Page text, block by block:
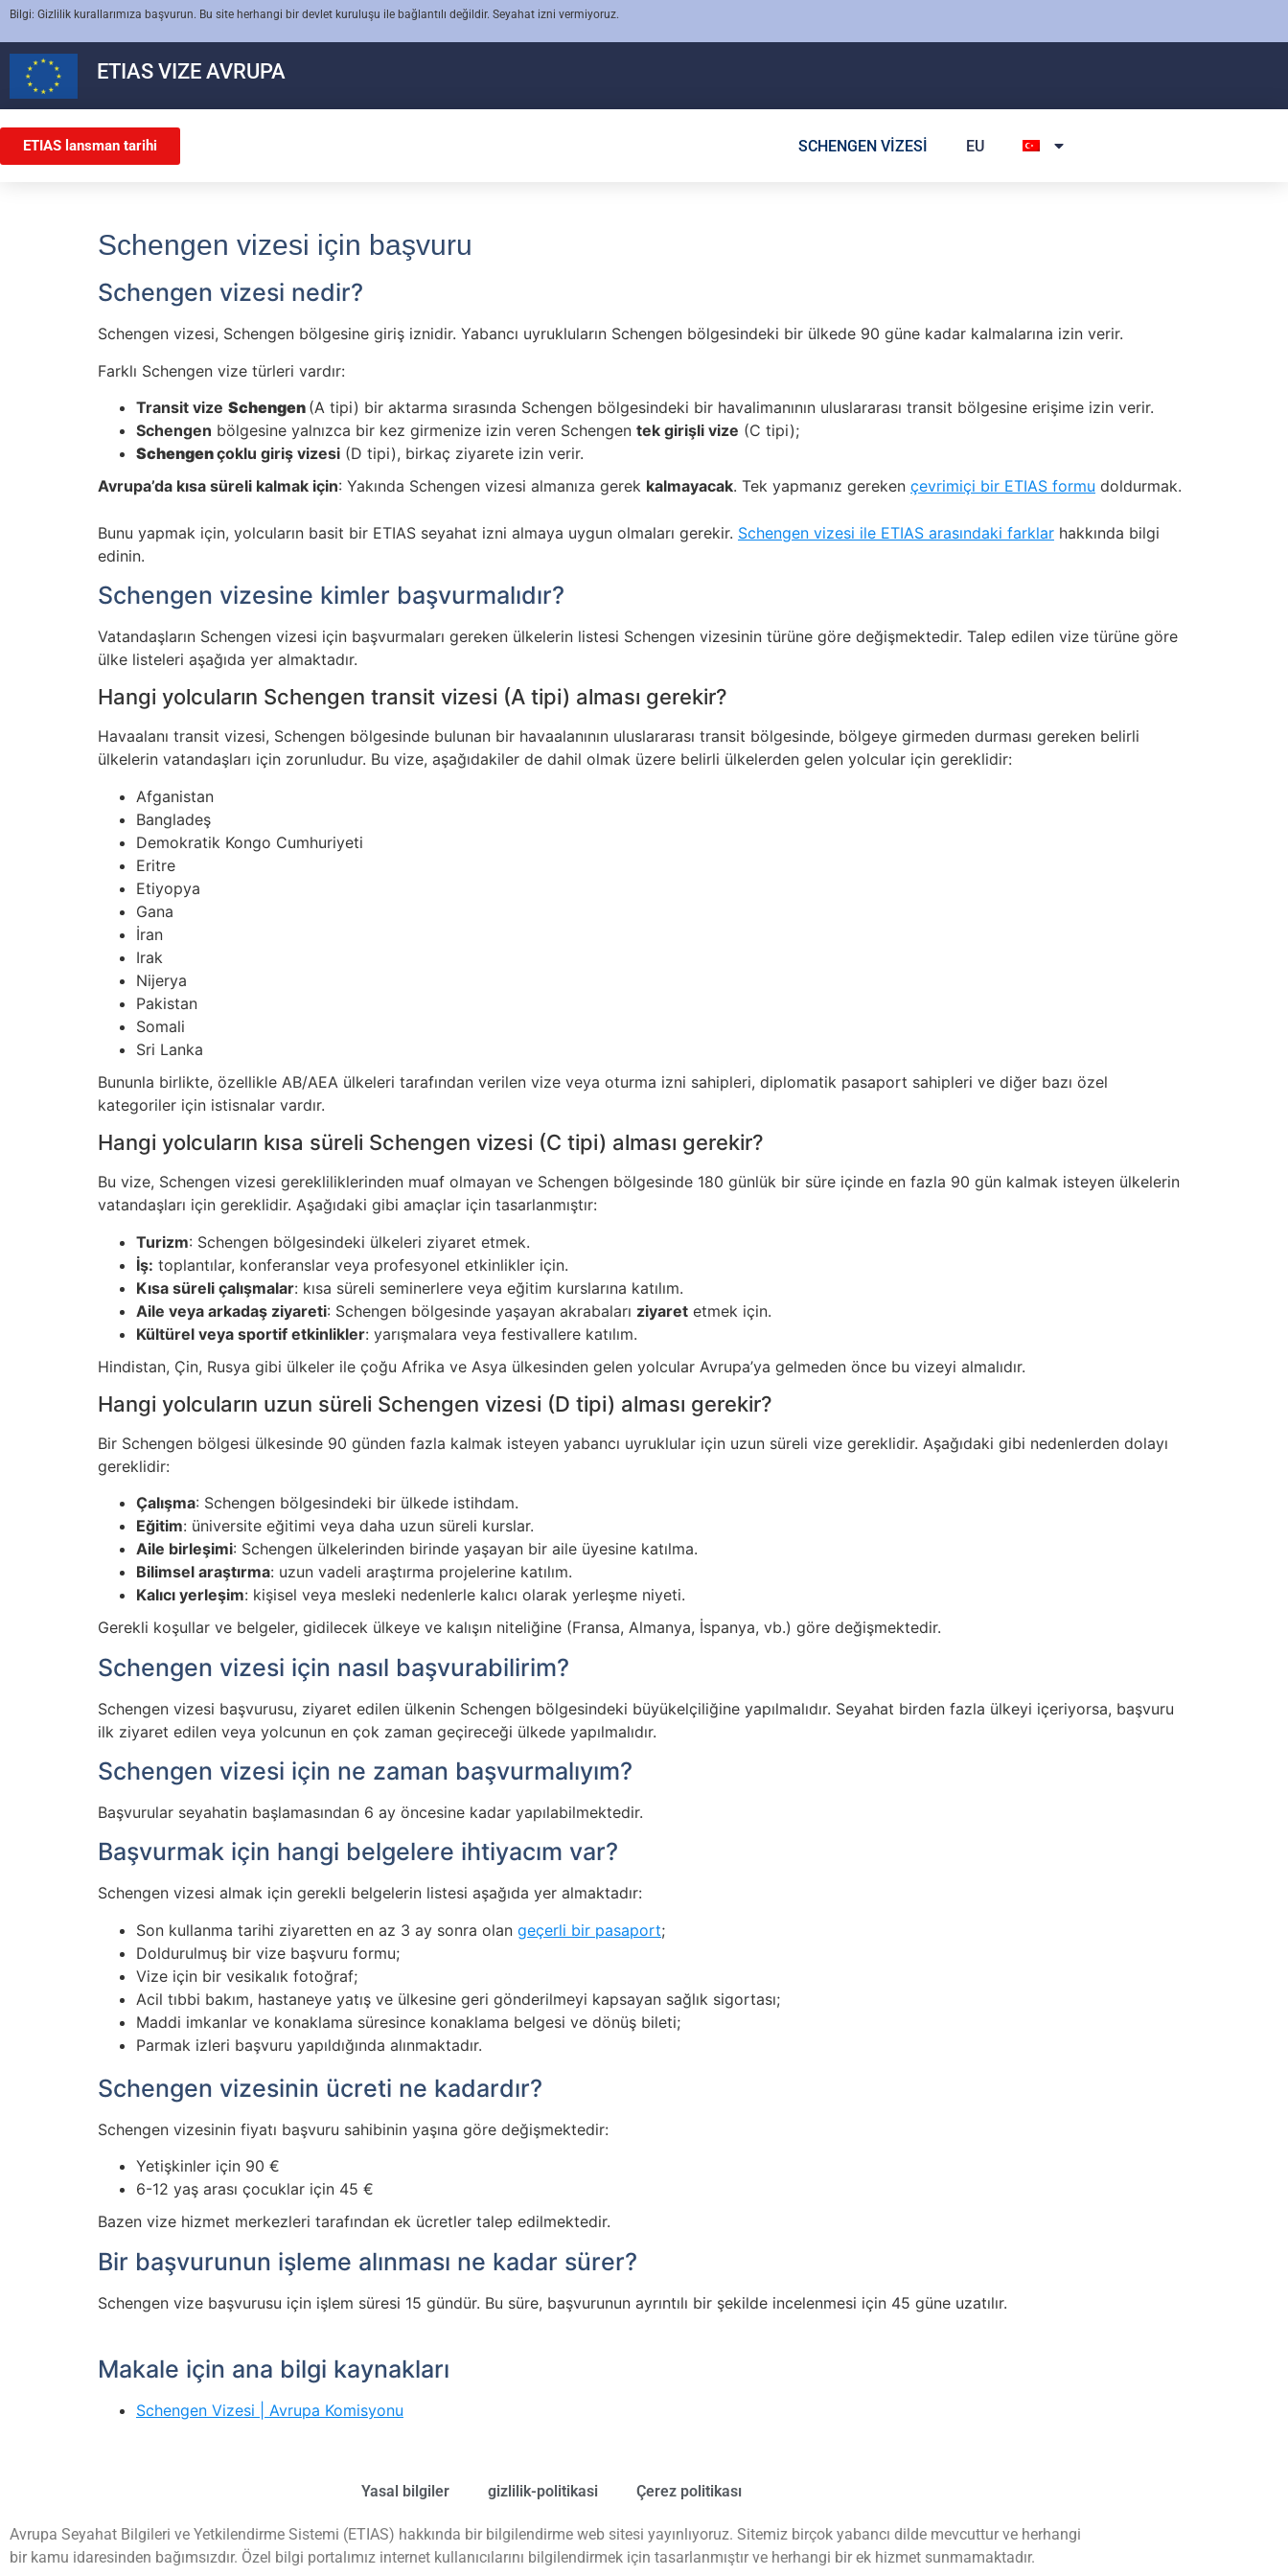
Bilgi: Gizlilik kurallarımıza başvurun. Bu site herhangi bir devlet kuruluşu ile bağlantılı değildir. Seyahat izni vermiyoruz.
ETIAS VIZE AVRUPA
ETIAS lansman tarihi SCHENGEN VIZESI EU
Schengen vizesi için başvuru
Schengen vizesi nedir?
Schengen vizesi, Schengen bölgesine giriş iznidir. Yabancı uyrukluların Schengen bölgesindeki bir ülkede 90 güne kadar kalmalarına izin verir.
Farklı Schengen vize türleri vardır:
Transit vize Schengen (A tipi) bir aktarma sırasında Schengen bölgesindeki bir havalimanının uluslararası transit bölgesine erişime izin verir.
Schengen bölgesine yalnızca bir kez girmenize izin veren Schengen tek girişli vize (C tipi);
Schengençoklu giriş vizesi (D tipi), birkaç ziyarete izin verir.
Avrupa’da kısa süreli kalmak için: Yakında Schengen vizesi almanıza gerek kalmayacak. Tek yapmanız gereken çevrimiçi bir ETIAS formu doldurmak.
Bunu yapmak için, yolcuların basit bir ETIAS seyahat izni almaya uygun olmaları gerekir. Schengen vizesi ile ETIAS arasındaki farklar hakkında bilgi
edinin.
Schengen vizesine kimler başvurmalıdır?
Vatandaşların Schengen vizesi için başvurmaları gereken ülkelerin listesi Schengen vizesinin türüne göre değişmektedir. Talep edilen vize türüne göre
ülke listeleri aşağıda yer almaktadır.
Hangi yolcuların Schengen transit vizesi (A tipi) alması gerekir?
Havaalanı transit vizesi, Schengen bölgesinde bulunan bir havaalanının uluslararası transit bölgesinde, bölgeye girmeden durması gereken belirli
ülkelerin vatandaşları için zorunludur. Bu vize, aşağıdakiler de dahil olmak üzere belirli ülkelerden gelen yolcular için gereklidir:
Afganistan
Bangladeş
Demokratik Kongo Cumhuriyeti
Eritre
Etiyopya
Gana
İran
Irak
Nijerya
Pakistan
Somali
Sri Lanka
Bununla birlikte, özellikle AB/AEA ülkeleri tarafından verilen vize veya oturma izni sahipleri, diplomatik pasaport sahipleri ve diğer bazı özel
kategoriler için istisnalar vardır.
Hangi yolcuların kısa süreli Schengen vizesi (C tipi) alması gerekir?
Bu vize, Schengen vizesi gerekliliklerinden muaf olmayan ve Schengen bölgesinde 180 günlük bir süre içinde en fazla 90 gün kalmak isteyen ülkelerin
vatandaşları için gereklidir. Aşağıdaki gibi amaçlar için tasarlanmıştır:
Turizm: Schengen bölgesindeki ülkeleri ziyaret etmek.
İş: toplantılar, konferanslar veya profesyonel etkinlikler için.
Kısa süreli çalışmalar: kısa süreli seminerlere veya eğitim kurslarına katılım.
Aile veya arkadaş ziyareti: Schengen bölgesinde yaşayan akrabaları ziyaret etmek için.
Kültürel veya sportif etkinlikler: yarışmalara veya festivallere katılım.
Hindistan, Çin, Rusya gibi ülkeler ile çoğu Afrika ve Asya ülkesinden gelen yolcular Avrupa’ya gelmeden önce bu vizeyi almalıdır.
Hangi yolcuların uzun süreli Schengen vizesi (D tipi) alması gerekir?
Bir Schengen bölgesi ülkesinde 90 günden fazla kalmak isteyen yabancı uyruklular için uzun süreli vize gereklidir. Aşağıdaki gibi nedenlerden dolayı
gereklidir:
Çalışma: Schengen bölgesindeki bir ülkede istihdam.
Eğitim: üniversite eğitimi veya daha uzun süreli kurslar.
Aile birleşimi: Schengen ülkelerinden birinde yaşayan bir aile üyesine katılma.
Bilimsel araştırma: uzun vadeli araştırma projelerine katılım.
Kalıcı yerleşim: kişisel veya mesleki nedenlerle kalıcı olarak yerleşme niyeti.
Gerekli koşullar ve belgeler, gidilecek ülkeye ve kalışın niteliğine (Fransa, Almanya, İspanya, vb.) göre değişmektedir.
Schengen vizesi için nasıl başvurabilirim?
Schengen vizesi başvurusu, ziyaret edilen ülkenin Schengen bölgesindeki büyükelçiliğine yapılmalıdır. Seyahat birden fazla ülkeyi içeriyorsa, başvuru
ilk ziyaret edilen veya yolcunun en çok zaman geçireceği ülkede yapılmalıdır.
Schengen vizesi için ne zaman başvurmalıyım?
Başvurular seyahatin başlamasından 6 ay öncesine kadar yapılabilmektedir.
Başvurmak için hangi belgelere ihtiyacım var?
Schengen vizesi almak için gerekli belgelerin listesi aşağıda yer almaktadır:
Son kullanma tarihi ziyaretten en az 3 ay sonra olan geçerli bir pasaport;
Doldurulmuş bir vize başvuru formu;
Vize için bir vesikalık fotoğraf;
Acil tıbbi bakım, hastaneye yatış ve ülkesine geri gönderilmeyi kapsayan sağlık sigortası;
Maddi imkanlar ve konaklama süresince konaklama belgesi ve dönüş bileti;
Parmak izleri başvuru yapıldığında alınmaktadır.
Schengen vizesinin ücreti ne kadardır?
Schengen vizesinin fiyatı başvuru sahibinin yaşına göre değişmektedir:
Yetişkinler için 90 €
6-12 yaş arası çocuklar için 45 €
Bazen vize hizmet merkezleri tarafından ek ücretler talep edilmektedir.
Bir başvurunun işleme alınması ne kadar sürer?
Schengen vize başvurusu için işlem süresi 15 gündür. Bu süre, başvurunun ayrıntılı bir şekilde incelenmesi için 45 güne uzatılır.
Makale için ana bilgi kaynakları
Schengen Vizesi | Avrupa Komisyonu
Yasal bilgiler gizlilik-politikasi Çerez politikası
Avrupa Seyahat Bilgileri ve Yetkilendirme Sistemi (ETIAS) hakkında bir bilgilendirme web sitesi yayınlıyoruz. Sitemiz birçok yabancı dilde mevcuttur ve herhangi
bir kamu idaresinden bağımsızdır. Özel bilgi portalımız internet kullanıcılarını bilgilendirmek için tasarlanmıştır ve herhangi bir ek hizmet sunmamaktadır.